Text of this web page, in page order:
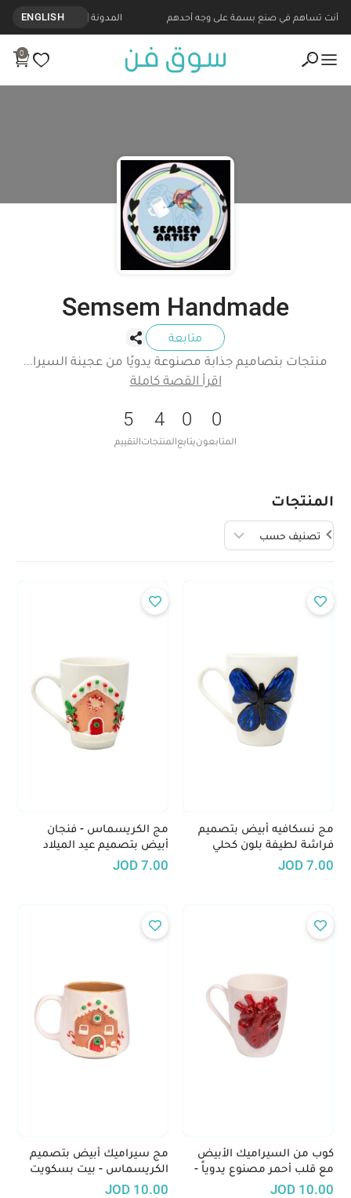
أنت تساهم في صنع بسمة على وجه أحدهم المدونة ENGLISH
0
Semsem Handmade
متابعة
منتجات بتصاميم جذابة مصنوعة يدويًا من عجينة السيرا
اقرأ القصة كاملة
0
المتابعون
0
يتابع
4
المنتجات
5
التقييم
المنتجات
مج نسكافيه أبيض بتصميم
فراشة لطيفة بلون كحلي
7.00
JOD
مج الكريسماس - فنجان
أبيض بتصميم عيد الميلاد
مصنوع يدويًا
7.00
JOD
كوب من السيراميك الأبيض
مع قلب أحمر مصنوع يدوياً -
هدية مميزة وعملية
10.00
JOD
مج سيراميك أبيض بتصميم
الكريسماس - بيت بسكويت
الزنجبيل
10.00
JOD